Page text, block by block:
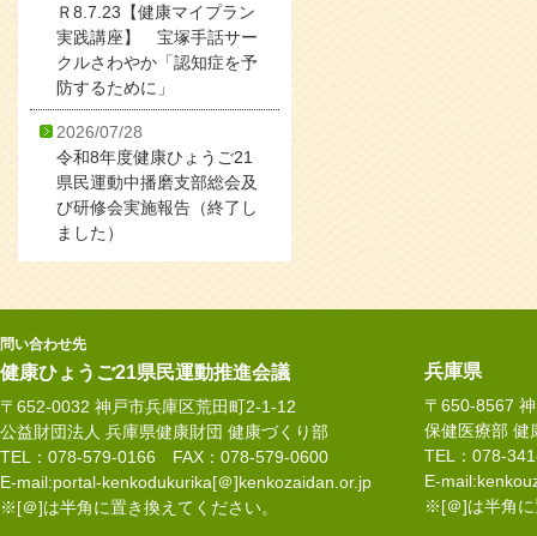
Ｒ8.7.23【健康マイプラン
実践講座】 宝塚手話サー
クルさわやか「認知症を予
防するために」
2026/07/28
令和8年度健康ひょうご21
県民運動中播磨支部総会及
び研修会実施報告（終了し
ました）
問い合わせ先
健康ひょうご21県民運動推進会議
〒652-0032 神戸市兵庫区荒田町2-1-12
公益財団法人 兵庫県健康財団 健康づくり部
TEL：078-579-0166 FAX：078-579-0600
E-mail:portal-kenkodukurika[＠]kenkozaidan.or.jp
※[＠]は半角に置き換えてください。
兵庫県
〒650-8567
保健医療部 健
TEL：078-
E-
※[＠]は半角に